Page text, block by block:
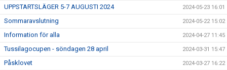
UPPSTARTSLÄGER 5-7 AUGUSTI 2024 2024-05-23 16:01
Sommaravslutning 2024-05-22 15:02
Information för alla 2024-04-27 11:45
Tussilagocupen - söndagen 28 april 2024-03-31 15:47
Påsklovet 2024-03-27 16:22